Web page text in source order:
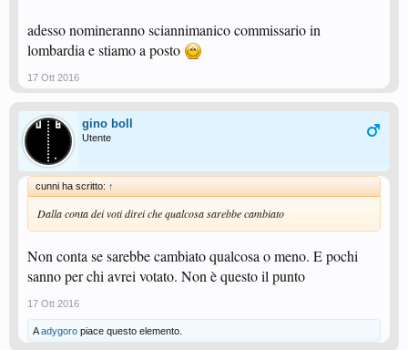
adesso nomineranno sciannimanico commissario in
lombardia e stiamo a posto
17 Ott 2016
gino boll
Utente
cunni ha scritto: ↑
Dalla conta dei voti direi che qualcosa sarebbe cambiato
Non conta se sarebbe cambiato qualcosa o meno. E pochi
sanno per chi avrei votato. Non è questo il punto
17 Ott 2016
Aadygoro piace questo elemento.